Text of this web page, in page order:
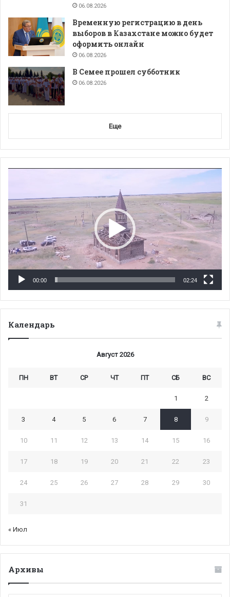
06.08.2026
Временную регистрацию в день
выборов в Казахстане можно будет
оформить онлайн
06.08.2026
В Семее прошел субботник
06.08.2026
Еще
00:00 02:24
Календарь
Август 2026
ПН ВТ СР ЧТ ПТ СБ ВС
1 2
3 4 5 6 7 8 9
10 11 12 13 14 15 16
17 18 19 20 21 22 23
24 25 26 27 28 29 30
31
« Июл
Архивы